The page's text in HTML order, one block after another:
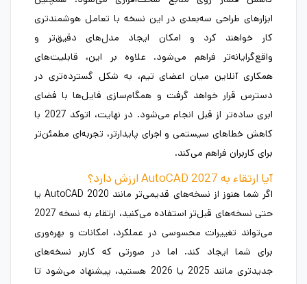
ابزارهای طراحی سه‌بعدی در این نسخه با تعامل هوشمندتری
کار خواهند کرد و امکان ایجاد مدل‌های دقیق‌تر و
واقع‌گرایانه‌تر فراهم می‌شود. علاوه بر این، قابلیت‌های
همکاری آنلاین میان اعضای تیم، به شکل گسترده‌تری در
دسترس قرار خواهد گرفت و همگام‌سازی فایل‌ها با فضای
ابری ساده‌تر از قبل انجام می‌شود. در نهایت، اتوکد 2027 با
کاهش خطاهای سیستمی و اجرای پایدارتر، تجربه‌ای مطمئن‌تر
برای کاربران فراهم می‌کند.
آیا ارتقاء به AutoCAD 2027 ارزش دارد؟
اگر شما هنوز از نسخه‌های قدیمی‌تر مانند AutoCAD 2020 یا
حتی نسخه‌های قبل‌تر استفاده می‌کنید، ارتقاء به نسخه 2027
می‌تواند تغییرات محسوسی در عملکرد، امکانات و بهره‌وری
برای شما ایجاد کند. اما در صورتی که کاربر نسخه‌های
جدیدتری مانند 2025 یا 2026 هستید، پیشنهاد می‌شود تا